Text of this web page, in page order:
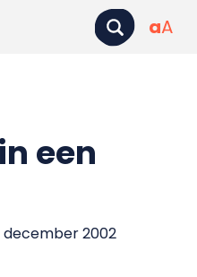
aA
een
december 2002